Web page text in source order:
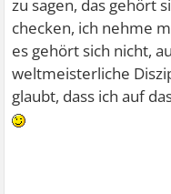
zu sagen, das gehört
checken, ich nehme
es gehört sich nicht,
weltmeisterliche
glaubt, dass ich auf